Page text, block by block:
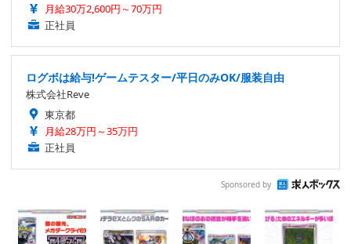
月給30万2,600円～70万円
正社員
ログボは給与!ゲームテスター/平日のみOK/服装自由
株式会社Reve
東京都
月給28万円～35万円
正社員
Sponsored by